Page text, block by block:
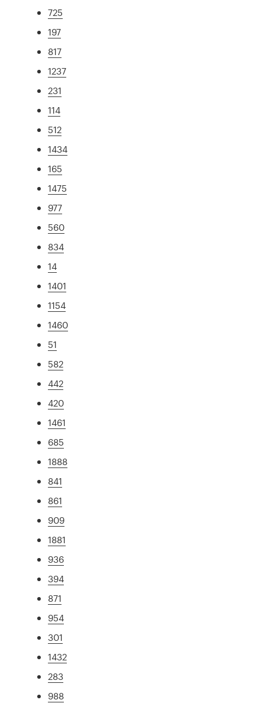
725
197
817
1237
231
114
512
1434
165
1475
977
560
834
14
1401
1154
1460
51
582
442
420
1461
685
1888
841
861
909
1881
936
394
871
954
301
1432
283
988